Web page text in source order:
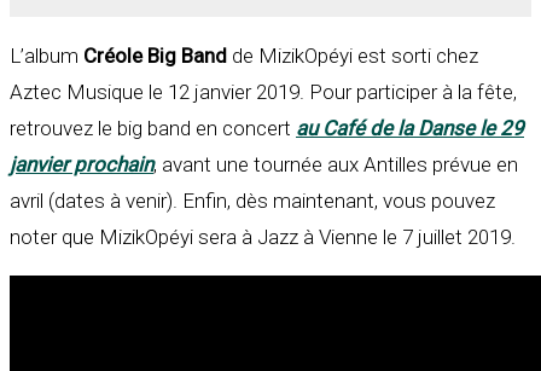
L’album Créole Big Band de MizikOpéyi est sorti chez
Aztec Musique le 12 janvier 2019. Pour participer à la fête,
retrouvez le big band en concert au Café de la Danse le 29
janvier prochain, avant une tournée aux Antilles prévue en
avril (dates à venir). Enfin, dès maintenant, vous pouvez
noter que MizikOpéyi sera à Jazz à Vienne le 7 juillet 2019.